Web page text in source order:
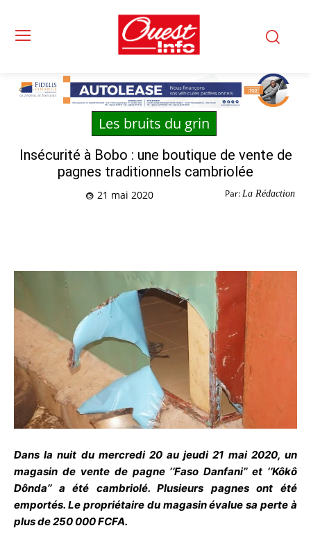
Les bruits du grin
Insécurité à Bobo : une boutique de vente de
pagnes traditionnels cambriolée
Par: La Rédaction
21 mai 2020
Dans la nuit du mercredi 20 au jeudi 21 mai 2020, un
magasin de vente de pagne ‘’Faso Danfani’’ et ‘’Kôkô
Dônda’’ a été cambriolé. Plusieurs pagnes ont été
emportés. Le propriétaire du magasin évalue sa perte à
plus de 250 000 FCFA.